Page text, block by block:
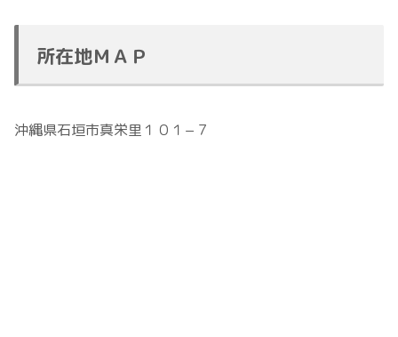
所在地ＭＡＰ
沖縄県石垣市真栄里１０１−７